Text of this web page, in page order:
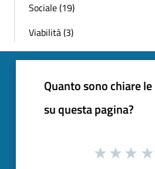
Sociale (19)
Viabilità (3)
Quanto sono chiare
su questa pagina?